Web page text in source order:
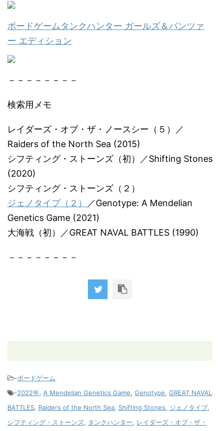
ボードゲームタンクハンター ガールズ＆パンツァ
ー エディション
－－－－－－－－
検索用メモ
レイダーズ・オブ・ザ・ノースシー（５）／
Raiders of the North Sea (2015)
シフティング・ストーンズ（初）／Shifting Stones
(2020)
シフティング・ストーンズ（２）
ジェノタイプ（２）
／Genotype: A Mendelian
Genetics Game (2021)
大海戦（初）／GREAT NAVAL BATTLES (1990)
－－－－－－－－
-ボードゲーム
-2022年, A Mendelian Genetics Game, Genotype, GREAT NAVAL
BATTLES, Raiders of the North Sea, Shifting Stones, ジェノタイプ,
シフティング・ストーンズ, タンクハンター, レイダーズ・オブ・ザ・